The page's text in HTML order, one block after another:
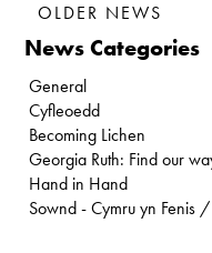
OLDER NEWS
News Categories
General
Cyfleoedd
Becoming Lichen
Georgia Ruth: Find our
Hand in Hand
Sownd - Cymru yn Fenis